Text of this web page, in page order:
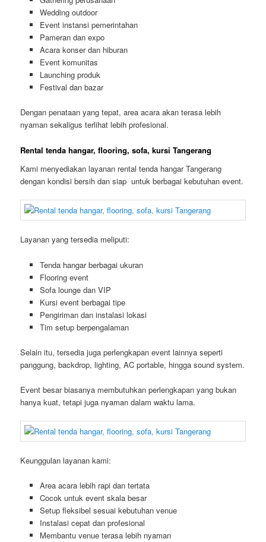
Wedding outdoor
Event instansi pemerintahan
Pameran dan expo
Acara konser dan hiburan
Event komunitas
Launching produk
Festival dan bazar
Dengan penataan yang tepat, area acara akan terasa lebih
nyaman sekaligus terlihat lebih profesional.
Rental tenda hangar, flooring, sofa, kursi Tangerang
Kami menyediakan layanan rental tenda hangar Tangerang
dengan kondisi bersih dan siap untuk berbagai kebutuhan event.
Layanan yang tersedia meliputi:
Tenda hangar berbagai ukuran
Flooring event
Sofa lounge dan VIP
Kursi event berbagai tipe
Pengiriman dan instalasi lokasi
Tim setup berpengalaman
Selain itu, tersedia juga perlengkapan event lainnya seperti
panggung, backdrop, lighting, AC portable, hingga sound system.
Event besar biasanya membutuhkan perlengkapan yang bukan
hanya kuat, tetapi juga nyaman dalam waktu lama.
Keunggulan layanan kami:
Area acara lebih rapi dan tertata
Cocok untuk event skala besar
Setup fleksibel sesuai kebutuhan venue
Instalasi cepat dan profesional
Membantu venue terasa lebih nyaman